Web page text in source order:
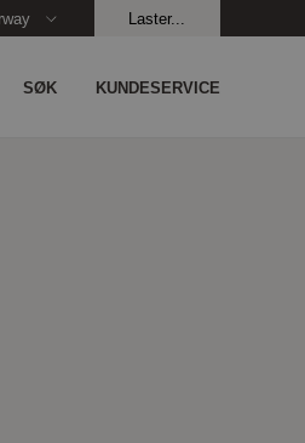
Laster...
SØK KUNDESERVICE